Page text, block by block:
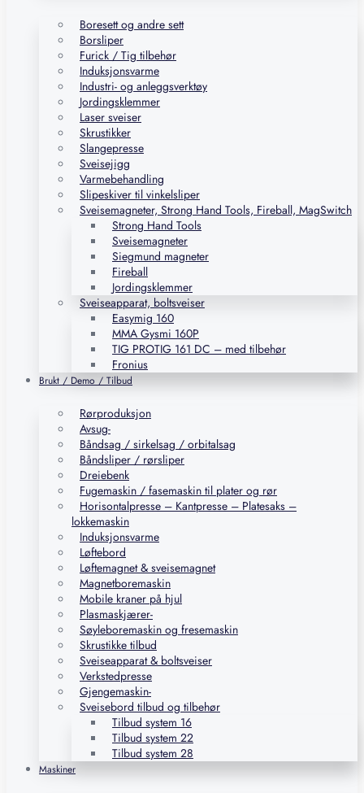
Boresett og andre sett
Borsliper
Furick / Tig tilbehør
Induksjonsvarme
Industri- og anleggsverktøy
Jordingsklemmer
Laser sveiser
Skrustikker
Slangepresse
Sveisejigg
Varmebehandling
Slipeskiver til vinkelsliper
Sveisemagneter, Strong Hand Tools, Fireball, MagSwitch
Strong Hand Tools
Sveisemagneter
Siegmund magneter
Fireball
Jordingsklemmer
Sveiseapparat, boltsveiser
Easymig 160
MMA Gysmi 160P
TIG PROTIG 161 DC – med tilbehør
Fronius
Brukt / Demo / Tilbud
Rørproduksjon
Avsug-
Båndsag / sirkelsag / orbitalsag
Båndsliper / rørsliper
Dreiebenk
Fugemaskin / fasemaskin til plater og rør
Horisontalpresse – Kantpresse – Platesaks –
lokkemaskin
Induksjonsvarme
Løftebord
Løftemagnet & sveisemagnet
Magnetboremaskin
Mobile kraner på hjul
Plasmaskjærer-
Søyleboremaskin og fresemaskin
Skrustikke tilbud
Sveiseapparat & boltsveiser
Verkstedpresse
Gjengemaskin-
Sveisebord tilbud og tilbehør
Tilbud system 16
Tilbud system 22
Tilbud system 28
Maskiner